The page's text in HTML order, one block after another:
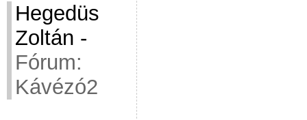
Hegedüs
Zoltán -
Fórum:
Kávézó2